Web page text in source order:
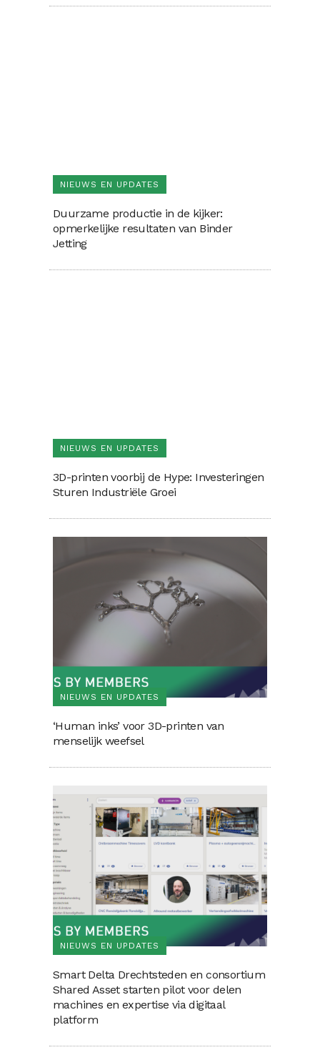
NIEUWS EN UPDATES
Duurzame productie in de kijker:
opmerkelijke resultaten van Binder
Jetting
NIEUWS EN UPDATES
3D-printen voorbij de Hype: Investeringen
Sturen Industriële Groei
NIEUWS EN UPDATES
‘Human inks’ voor 3D-printen van
menselijk weefsel
NIEUWS EN UPDATES
Smart Delta Drechtsteden en consortium
Shared Asset starten pilot voor delen
machines en expertise via digitaal
platform